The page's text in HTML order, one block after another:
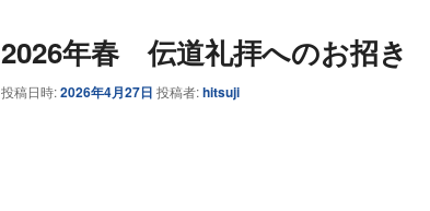
2026年春 伝道礼拝へのお招き
投稿日時:2026年4月27日 投稿者:hitsuji